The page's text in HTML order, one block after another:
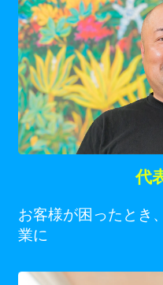
代
お客様が困ったとき
業に